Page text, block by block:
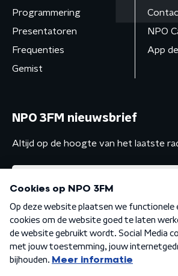
Programmering
Presentatoren
Frequenties
Gemist
NPO
App
NPO 3FM nieuwsbrief
Altijd op de hoogte van het laatste
Algemene voorwaarden Privacybeleid